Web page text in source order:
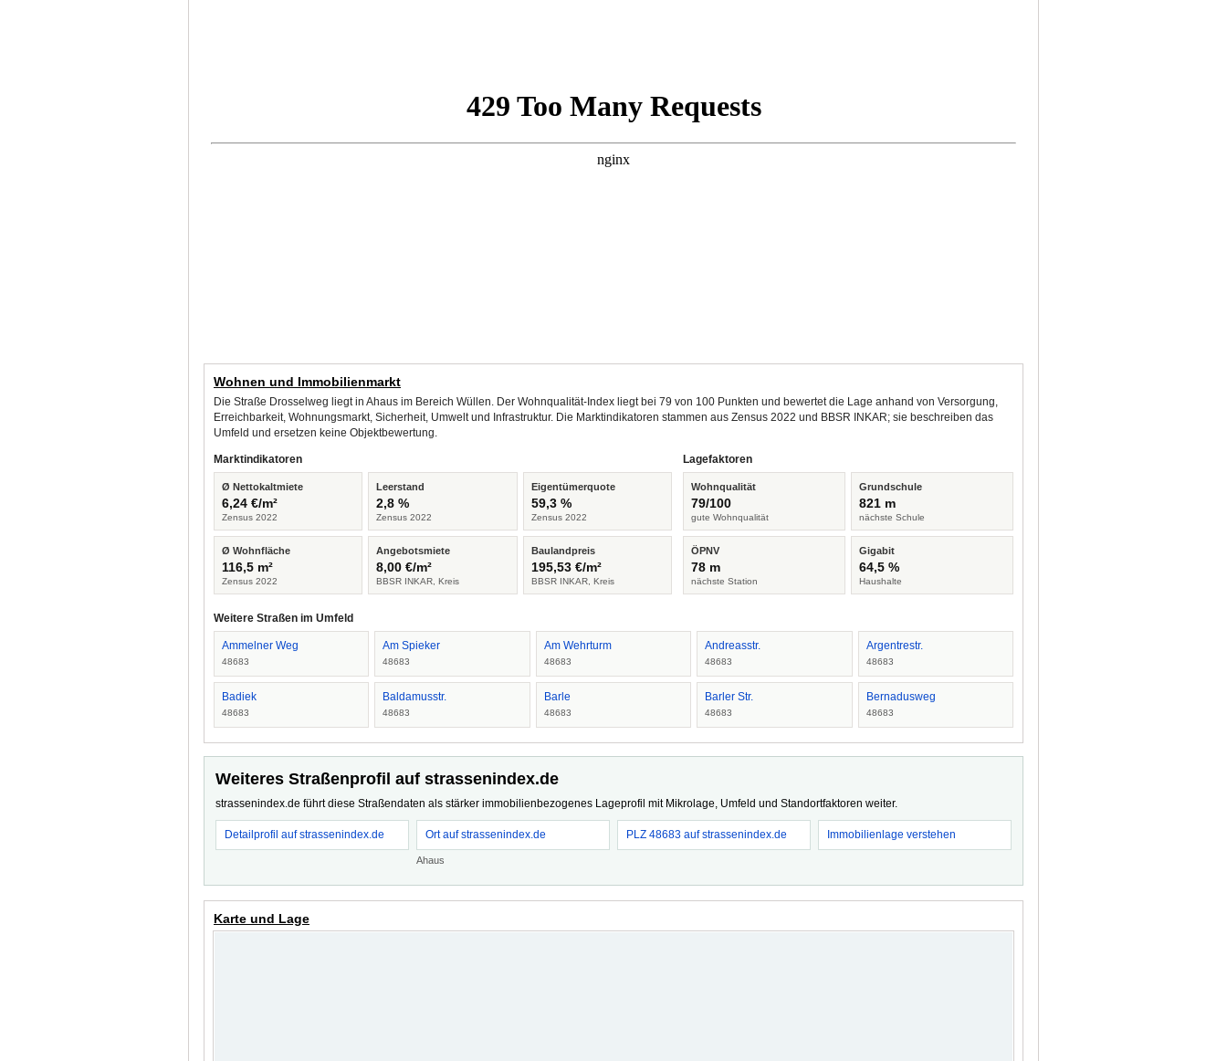
Wohnen und Immobilienmarkt
Die Straße Drosselweg liegt in Ahaus im Bereich Wüllen. Der Wohnqualität-Index liegt bei 79 von 100 Punkten und bewertet die Lage anhand von Versorgung,
Erreichbarkeit, Wohnungsmarkt, Sicherheit, Umwelt und Infrastruktur. Die Marktindikatoren stammen aus Zensus 2022 und BBSR INKAR; sie beschreiben das
Umfeld und ersetzen keine Objektbewertung.
Marktindikatoren
Ø Nettokaltmiete
6,24 €/m²
Zensus 2022
Leerstand
2,8 %
Zensus 2022
Eigentümerquote
59,3 %
Zensus 2022
Ø Wohnfläche
116,5 m²
Zensus 2022
Angebotsmiete
8,00 €/m²
BBSR INKAR, Kreis
Baulandpreis
195,53 €/m²
BBSR INKAR, Kreis
Lagefaktoren
Wohnqualität
79/100
gute Wohnqualität
Grundschule
821 m
nächste Schule
ÖPNV
78 m
nächste Station
Gigabit
64,5 %
Haushalte
Weitere Straßen im Umfeld
Ammelner Weg
48683
Am Spieker
48683
Am Wehrturm
48683
Andreasstr.
48683
Argentrestr.
48683
Badiek
48683
Baldamusstr.
48683
Barle
48683
Barler Str.
48683
Bernadusweg
48683
Weiteres Straßenprofil auf strassenindex.de
strassenindex.de führt diese Straßendaten als stärker immobilienbezogenes Lageprofil mit Mikrolage, Umfeld und Standortfaktoren weiter.
Detailprofil auf strassenindex.de Ort auf strassenindex.de
Ahaus
PLZ 48683 auf strassenindex.de Immobilienlage verstehen
Karte und Lage